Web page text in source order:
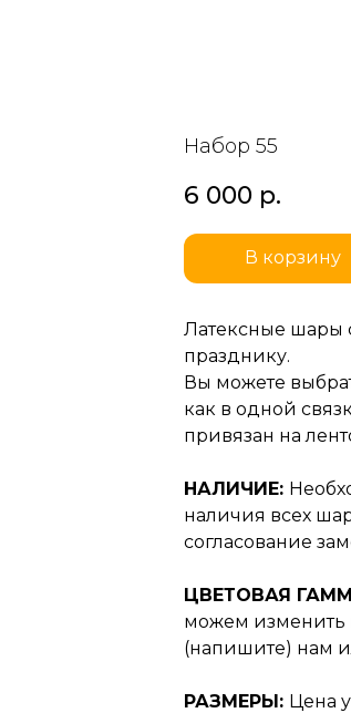
Набор 55
6 000 р.
В корзину
Латексные шары
празднику.
Вы можете
как в одной
привязан на
НАЛИЧИЕ:
наличия всех
согласование
ЦВЕТОВАЯ
можем изменить
(напишите) нам
РАЗМЕРЫ: Цена